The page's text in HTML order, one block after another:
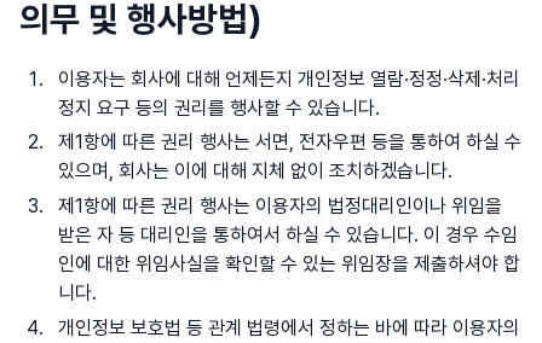
의무 및 행사방법)
이용자는 회사에 대해 언제든지 개인정보 열람·정정·삭제·처리
정지 요구 등의 권리를 행사할 수 있습니다.
제1항에 따른 권리 행사는 서면, 전자우편 등을 통하여 하실 수
있으며, 회사는 이에 대해 지체 없이 조치하겠습니다.
제1항에 따른 권리 행사는 이용자의 법정대리인이나 위임을
받은 자 등 대리인을 통하여서 하실 수 있습니다. 이 경우 수임
인에 대한 위임사실을 확인할 수 있는 위임장을 제출하셔야 합
니다.
개인정보 보호법 등 관계 법령에서 정하는 바에 따라 이용자의